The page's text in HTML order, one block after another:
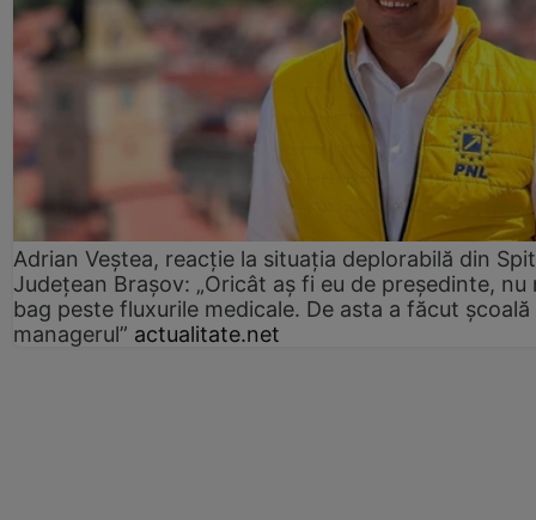
Adrian Veștea, reacție la situația deplorabilă din
Județean Brașov: „Oricât aș fi eu de președinte, nu
bag peste fluxurile medicale. De asta a făcut școală
managerul” actualitate.net